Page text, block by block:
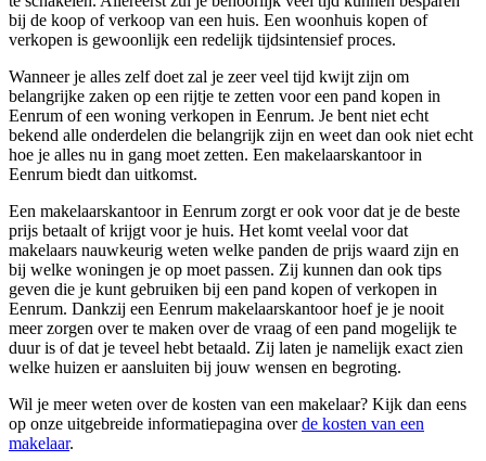
bij de koop of verkoop van een huis. Een woonhuis kopen of
verkopen is gewoonlijk een redelijk tijdsintensief proces.
Wanneer je alles zelf doet zal je zeer veel tijd kwijt zijn om
belangrijke zaken op een rijtje te zetten voor een pand kopen in
Eenrum of een woning verkopen in Eenrum. Je bent niet echt
bekend alle onderdelen die belangrijk zijn en weet dan ook niet echt
hoe je alles nu in gang moet zetten. Een makelaarskantoor in
Eenrum biedt dan uitkomst.
Een makelaarskantoor in Eenrum zorgt er ook voor dat je de beste
prijs betaalt of krijgt voor je huis. Het komt veelal voor dat
makelaars nauwkeurig weten welke panden de prijs waard zijn en
bij welke woningen je op moet passen. Zij kunnen dan ook tips
geven die je kunt gebruiken bij een pand kopen of verkopen in
Eenrum. Dankzij een Eenrum makelaarskantoor hoef je je nooit
meer zorgen over te maken over de vraag of een pand mogelijk te
duur is of dat je teveel hebt betaald. Zij laten je namelijk exact zien
welke huizen er aansluiten bij jouw wensen en begroting.
Wil je meer weten over de kosten van een makelaar? Kijk dan eens
op onze uitgebreide informatiepagina overde kosten van een
makelaar.